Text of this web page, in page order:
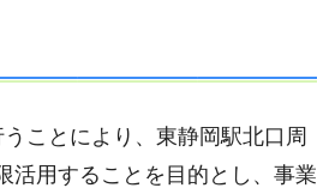
ことにより、東静岡駅北口周
活用することを目的とし、事業